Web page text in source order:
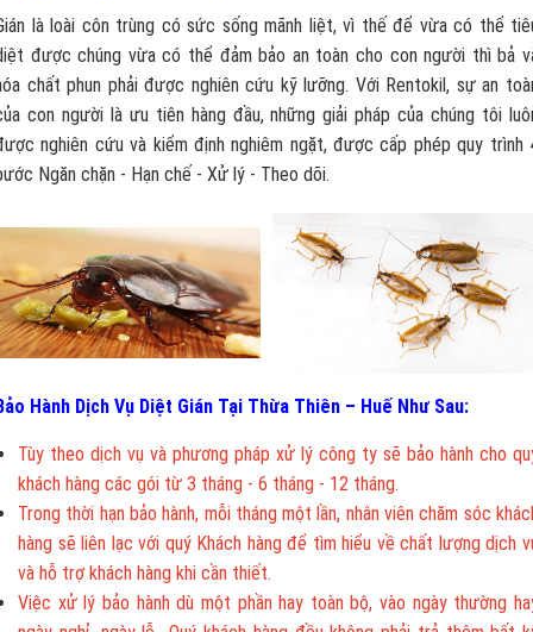
là loài côn trùng có sức sống mãnh liệt, vì thế để vừa có thể
được chúng vừa có thể đảm bảo an toàn cho con người thì bả
chất phun phải được nghiên cứu kỹ lưỡng. Với Rentokil, sự an
con người là ưu tiên hàng đầu, những giải pháp của chúng tôi
nghiên cứu và kiểm định nghiêm ngặt, được cấp phép quy trình
Ngăn chặn - Hạn chế - Xử lý - Theo dõi.
Hành Dịch Vụ Diệt Gián Tại Thừa Thiên – Huế Như Sau:
Tùy theo dịch vụ và phương pháp xử lý công ty sẽ bảo hành cho
khách hàng các gói từ 3 tháng - 6 tháng - 12 tháng.
Trong thời hạn bảo hành, mỗi tháng một lần, nhân viên chăm sóc
hàng sẽ liên lạc với quý Khách hàng để tìm hiểu về chất lượng dịch
và hỗ trợ khách hàng khi cần thiết.
Việc xử lý bảo hành dù một phần hay toàn bộ, vào ngày thường